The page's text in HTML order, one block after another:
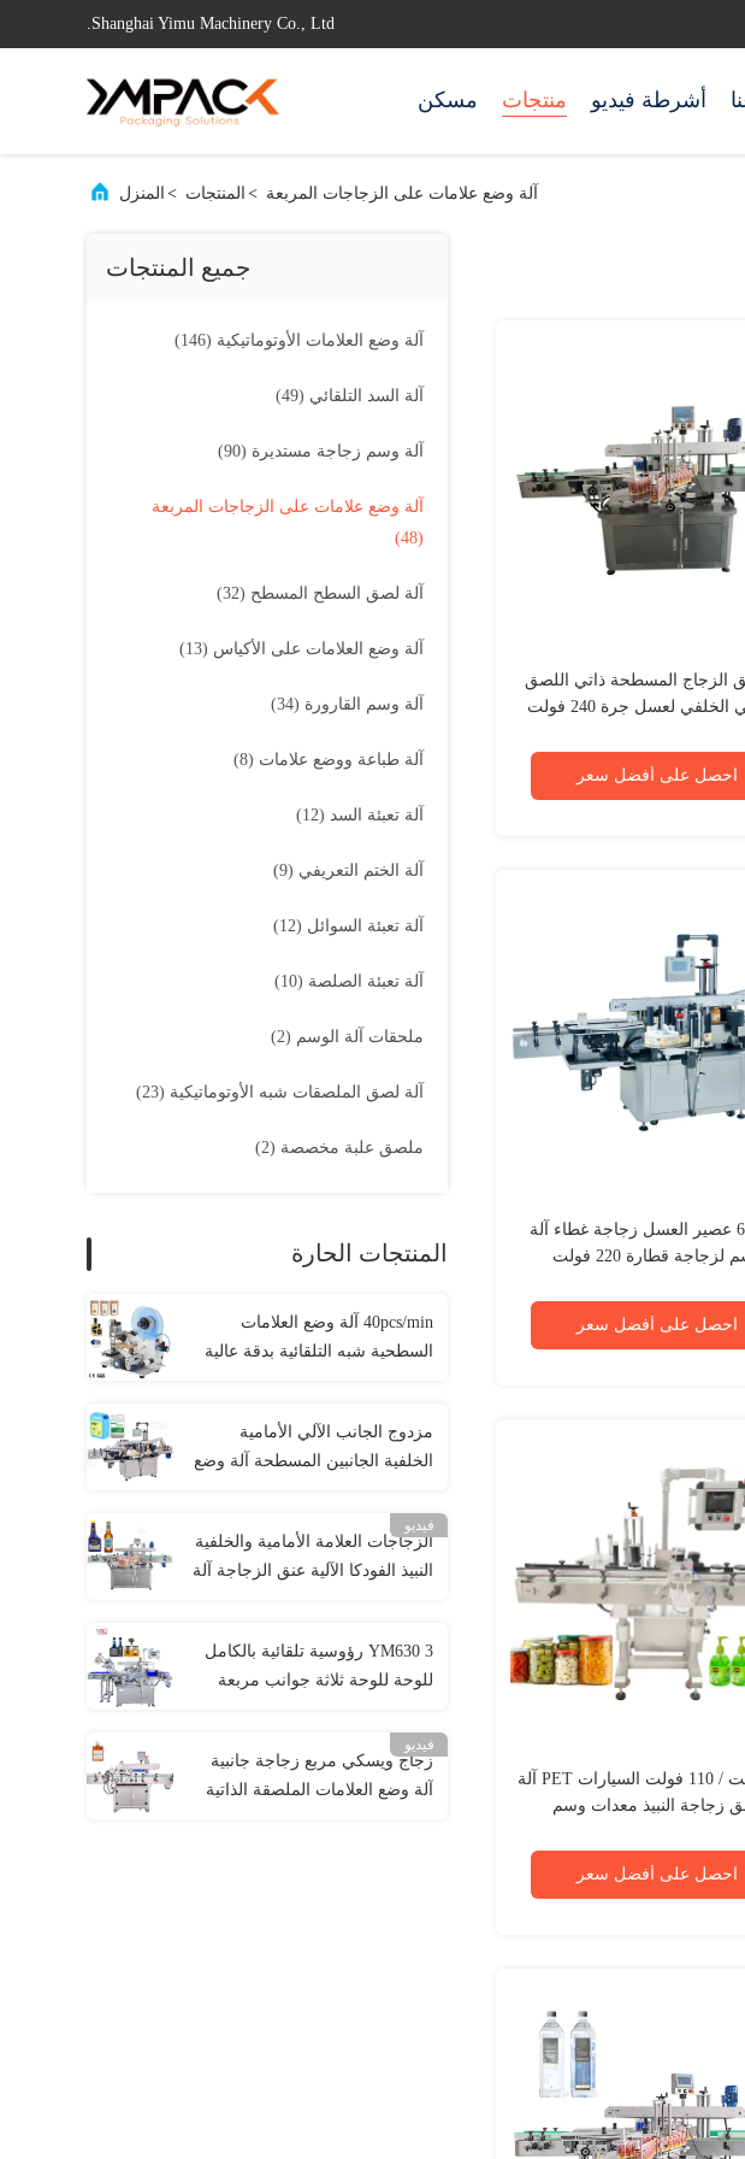
Shanghai Yimu Machinery Co., Ltd.
مسكن منتجات أشرطة فيديو
المنزل > المنتجات > آلة وضع علامات على الزجاجات المربعة
جميع المنتجات
آلة وضع العلامات الأوتوماتيكية (146)
آلة السد التلقائي (49)
آلة وسم زجاجة مستديرة (90)
آلة وضع علامات على الزجاجات المربعة
(48)
آلة لصق السطح المسطح (32)
آلة وضع العلامات على الأكياس (13)
آلة وسم القارورة (34)
آلة طباعة ووضع علامات (8)
آلة تعبئة السد (12)
آلة الختم التعريفي (9)
آلة تعبئة السوائل (12)
آلة تعبئة الصلصة (10)
ملحقات آلة الوسم (2)
آلة لصق الملصقات شبه الأوتوماتيكية (23)
ملصق علبة مخصصة (2)
المنتجات الحارة
40pcs/min آلة وضع العلامات
السطحية شبه التلقائية بدقة عالية
مزدوج الجانب الآلي الأمامية
الخلفية الجانبين المسطحة آلة وضع
فيديو
الزجاجات العلامة الأمامية والخلفية
النبيذ الفودكا الآلية عنق الزجاجة آلة
YM630 3 رؤوسية تلقائية بالكامل
للوحة للوحة ثلاثة جوانب مربعة
فيديو
زجاج ويسكي مربع زجاجة جانبية
آلة وضع العلامات الملصقة الذاتية
الزجاج المسطحة ذاتي اللصق
الخلفي لعسل جرة 240 فولت
احصل على أفضل سعر
600KG عصير العسل زجاجة غطاء آلة
لزجاجة قطارة 220 فولت
احصل على أفضل سعر
220 فولت / 110 فولت السيارات PET آلة
زجاجة النبيذ معدات وسم
احصل على أفضل سعر